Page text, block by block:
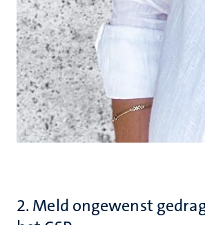
2. Meld ongewenst